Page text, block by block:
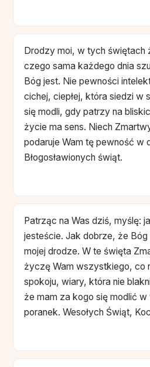
Drodzy moi, w tych świętach
czego sama każdego dnia
Bóg jest. Nie pewności
cichej, ciepłej, która siedzi w
się modli, gdy patrzy na
życie ma sens. Niech
podaruje Wam tę pewność w
Błogosławionych świąt.
Patrząc na Was dziś, myślę:
jesteście. Jak dobrze, że Bóg
mojej drodze. W te święta
życzę Wam wszystkiego, co
spokoju, wiary, która nie
że mam za kogo się modlić
poranek. Wesołych Świąt,